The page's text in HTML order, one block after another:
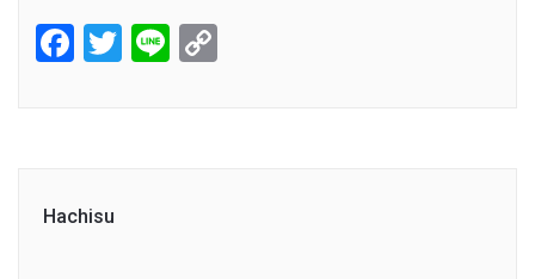
Facebook
Twitter
Line
Hachisu